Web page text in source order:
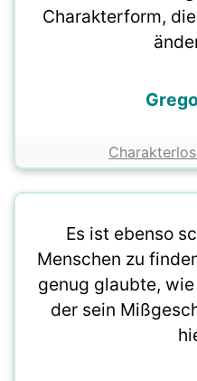
Charakterform,
Es ist ebenso
Menschen zu
genug glaubte,
der sein